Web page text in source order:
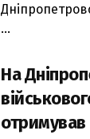
...
На
отримував